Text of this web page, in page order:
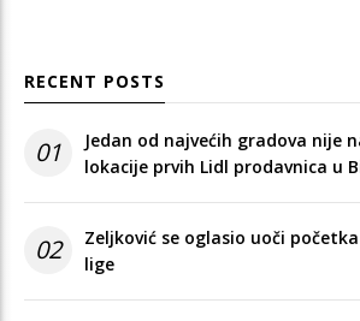
RECENT POSTS
01
Jedan od najvećih gradova nije
lokacije prvih Lidl prodavnica u
02
Zeljković se oglasio uoči
lige